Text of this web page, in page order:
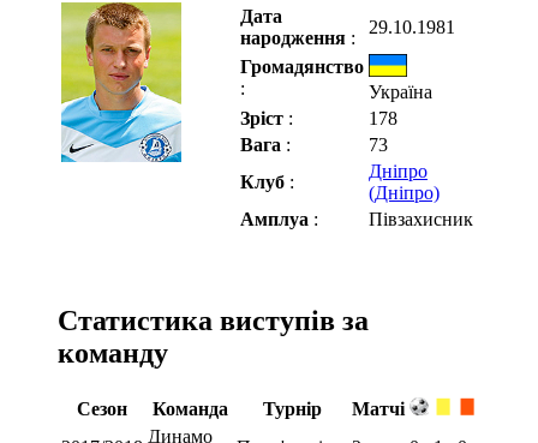
Дата
народження :
29.10.1981
Громадянство
:
Україна
Зріст :
178
Вага :
73
Клуб :
Дніпро
(Дніпро)
Амплуа : Півзахисник
Статистика виступів за
команду
Сезон Команда Турнір
Матчі
Динамо